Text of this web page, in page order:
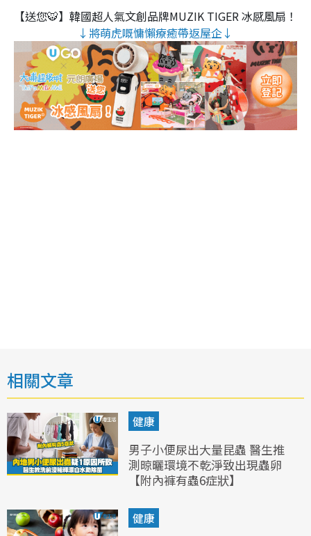
【送您🐯】韓國超人氣文創品牌MUZIK TIGER 冰感風扇！
↓將萌虎嘅慵懶療癒帶返屋企↓
相關文章
健康
男子小便尿出大量昆蟲 醫生推
測晾曬環境不乾淨致出現蟲卵
【附內褲有蟲6症狀】
健康